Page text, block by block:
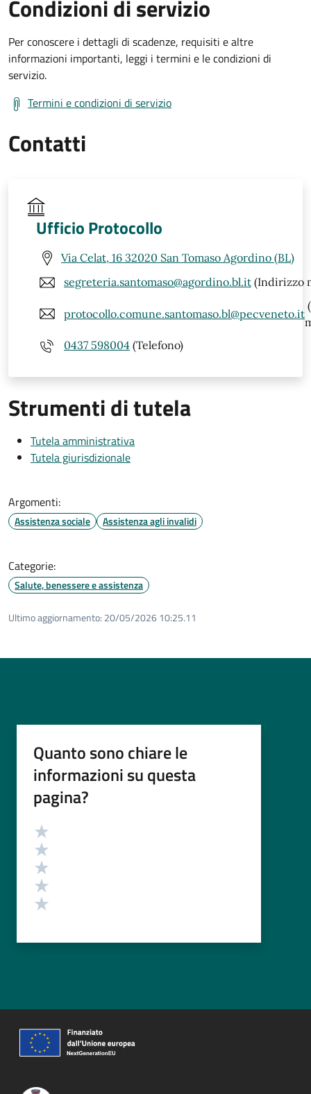
Condizioni di servizio
Per conoscere i dettagli di scadenze, requisiti e altre
informazioni importanti, leggi i termini e le condizioni di
servizio.
Termini e condizioni di servizio
Contatti
Ufficio Protocollo
Via Celat, 16 32020 San Tomaso Agordino (BL)
segreteria.santomaso@agordino.bl.it (Indirizzo
protocollo.comune.santomaso.bl@pecveneto.it
0437 598004 (Telefono)
Strumenti di tutela
Tutela amministrativa
Tutela giurisdizionale
Argomenti:
Assistenza sociale Assistenza agli invalidi
Categorie:
Salute, benessere e assistenza
Ultimo aggiornamento: 20/05/2026 10:25.11
Quanto sono chiare le
informazioni su questa
pagina?
Valutazione